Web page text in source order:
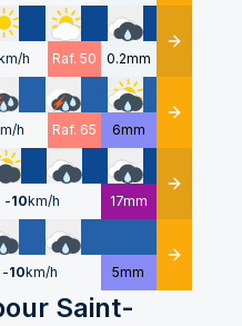
h Raf. 50 0.2mm Détails
h Raf. 65 6mm Détails
-10km/h 17mm Détails
-10km/h 5mm Détails
Saint-